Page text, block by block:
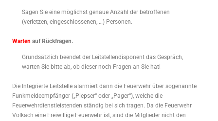
Sagen Sie eine möglichst genaue Anzahl der betroffenen
(verletzen, eingeschlossenen, …) Personen.
Warten auf Rückfragen.
Grundsätzlich beendet der Leitstellendisponent das Gespräch,
warten Sie bitte ab, ob dieser noch Fragen an Sie hat!
Die Integrierte Leitstelle alarmiert dann die Feuerwehr über sogenannte
Funkmeldeempfänger („Piepser“ oder „Pager“), welche die
Feuerwehrdienstleistenden ständig bei sich tragen. Da die Feuerwehr
Volkach eine Freiwillige Feuerwehr ist, sind die Mitglieder nicht den